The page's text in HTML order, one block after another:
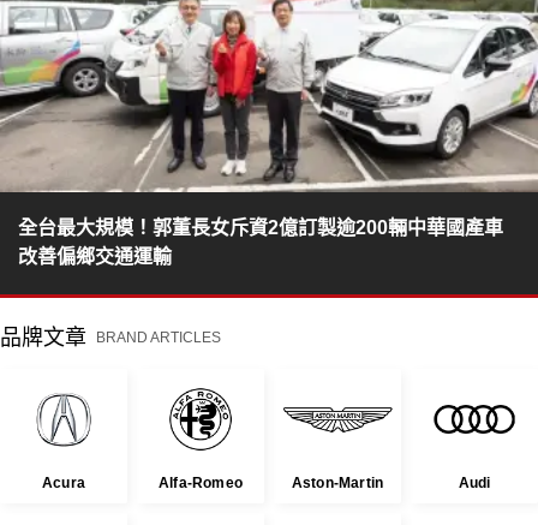
全台最大規模！郭董長女斥資2億訂製逾200輛中華國產車
改善偏鄉交通運輸
品牌文章 BRAND ARTICLES
Acura Alfa-Romeo Aston-Martin Audi